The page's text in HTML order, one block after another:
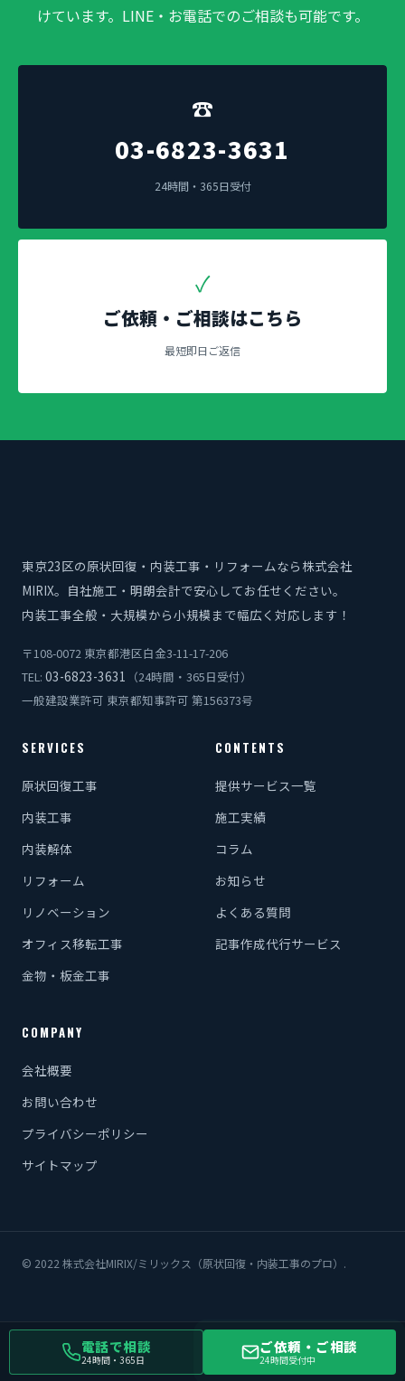
けています。LINE・お電話でのご相談も可能です。
☎
03-6823-3631
24時間・365日受付
✓
ご依頼・ご相談はこちら
最短即日ご返信
東京23区の原状回復・内装工事・リフォームなら株式会社
MIRIX。自社施工・明朗会計で安心してお任せください。
内装工事全般・大規模から小規模まで幅広く対応します！
〒108-0072 東京都港区白金3-11-17-206
TEL: 03-6823-3631
（24時間・365日受付）
一般建設業許可 東京都知事許可 第156373号
SERVICES
原状回復工事
内装工事
内装解体
リフォーム
リノベーション
オフィス移転工事
金物・板金工事
CONTENTS
提供サービス一覧
施工実績
コラム
お知らせ
よくある質問
記事作成代行サービス
COMPANY
会社概要
お問い合わせ
プライバシーポリシー
サイトマップ
© 2022 株式会社MIRIX/ミリックス（原状回復・内装工事のプロ）.
電話で相談
24時間・365日
ご依頼・ご相談
24時間受付中